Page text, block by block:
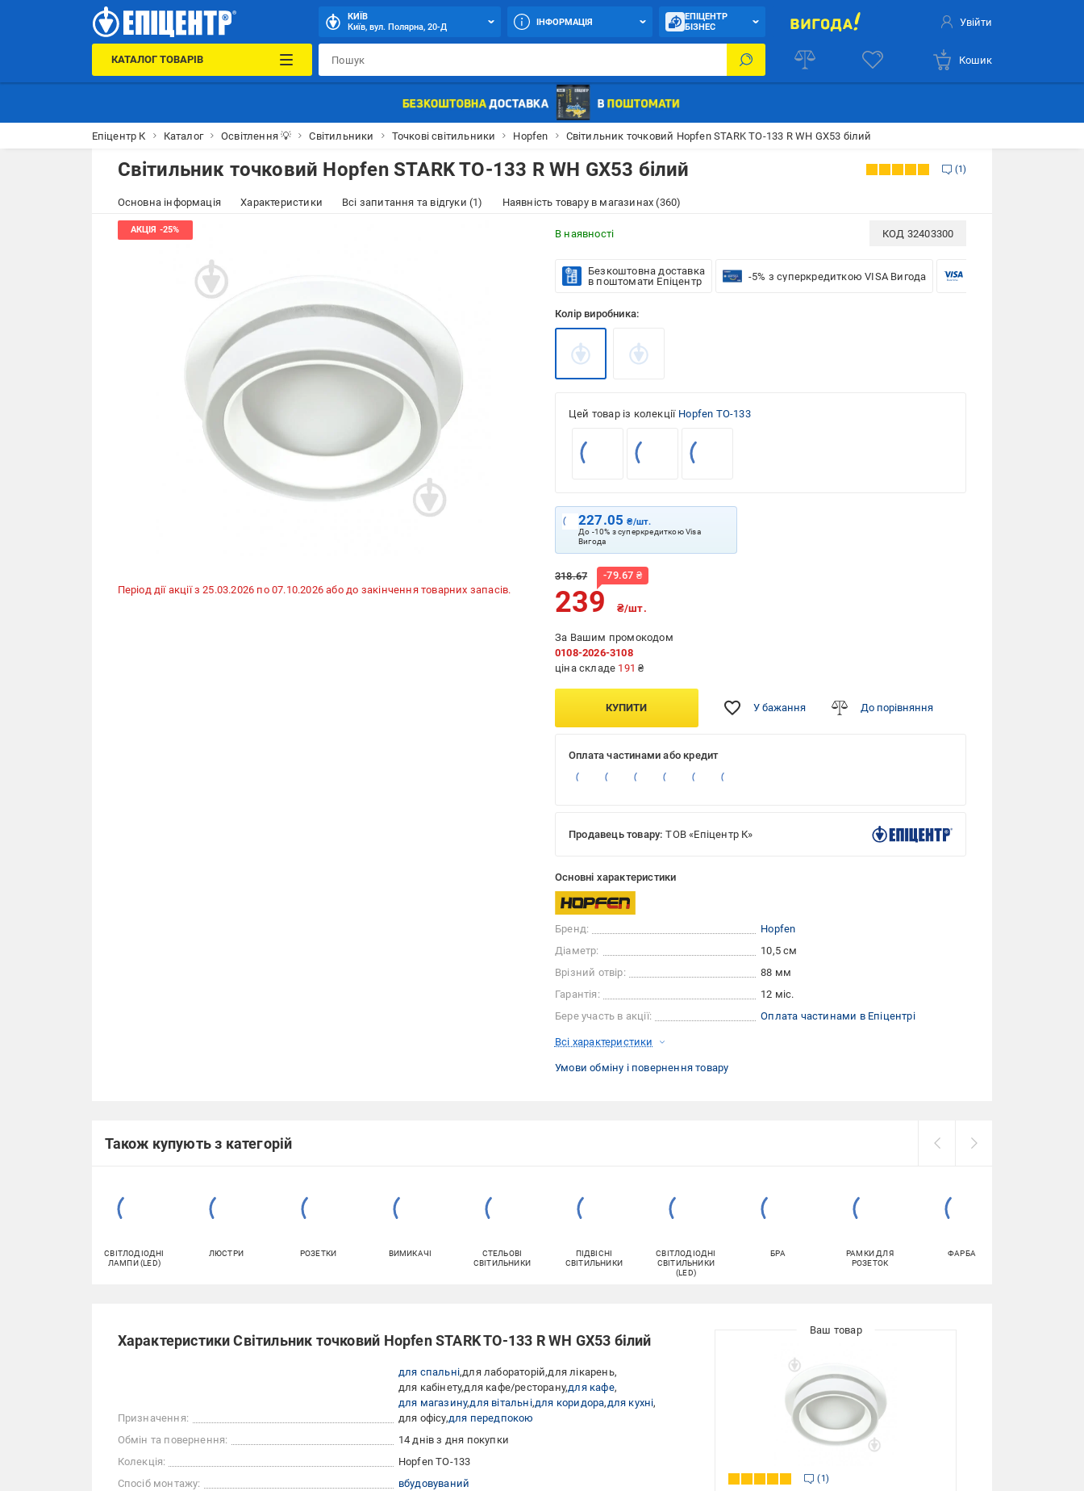
КИЇВ
Київ, вул. Полярна, 20-Д
ІНФОРМАЦІЯ
ЕПІЦЕНТР
БІЗНЕС
Увійти
КАТАЛОГ ТОВАРІВ Кошик
Епіцентр К Каталог Освітлення 💡 Світильники Точкові світильники Hopfen Світильник точковий Hopfen STARK TO-133 R WH GX53 білий
Світильник точковий Hopfen STARK TO-133 R WH GX53 білий 1
Основна інформація Характеристики Всі запитання та відгуки (1) Наявність товару в магазинах (360)
Період дії акції з 25.03.2026 по 07.10.2026 або до закінчення товарних запасів.
В наявності КОД 32403300
Безкоштовна доставка
в поштомати Епіцентр
-5% з суперкредиткою VISA Вигода
Колір виробника:
Цей товар із колекції Hopfen TO-133
227.05₴/шт.
До -10% з суперкредиткою Visa
Вигода
318.67 -79.67 ₴
239 ₴/шт.
За Вашим промокодом
0108-2026-3108
ціна складе 191₴
КУПИТИ У бажання До порівняння
Оплата частинами або кредит
Продавець товару: ТОВ «Епіцентр К»
Основні характеристики
Бренд:
Hopfen
Діаметр:
10,5 см
Врізний отвір:
88 мм
Гарантія:
12 міс.
Бере участь в акції:
Оплата частинами в Епіцентрі
Всі характеристики
Умови обміну і повернення товару
Також купують з категорій
СВІТЛОДІОДНІ
ЛАМПИ (LED)
ЛЮСТРИ РОЗЕТКИ ВИМИКАЧІ
СТЕЛЬОВІ
СВІТИЛЬНИКИ
ПІДВІСНІ
СВІТИЛЬНИКИ
СВІТЛОДІОДНІ
СВІТИЛЬНИКИ
(LED)
БРА
РАМКИ ДЛЯ
РОЗЕТОК
ФАРБА
Характеристики Світильник точковий Hopfen STARK TO-133 R WH GX53 білий
Призначення:
для спальні для лабораторій для лікарень
для кабінету для кафе/ресторану для кафе
для магазину для вітальні для коридора для кухні
для офісу для передпокою
Обмін та повернення:
14 днів з дня покупки
Колекція:
Hopfen TO-133
Спосіб монтажу:
вбудовуваний
1